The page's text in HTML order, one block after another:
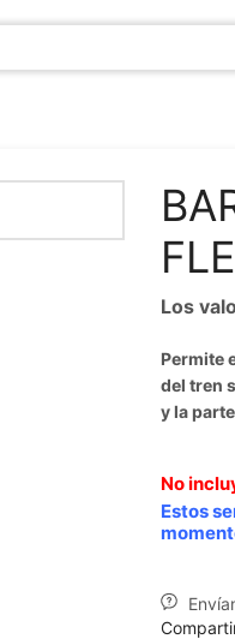
Los
Permite
del tren
y la
No
Estos